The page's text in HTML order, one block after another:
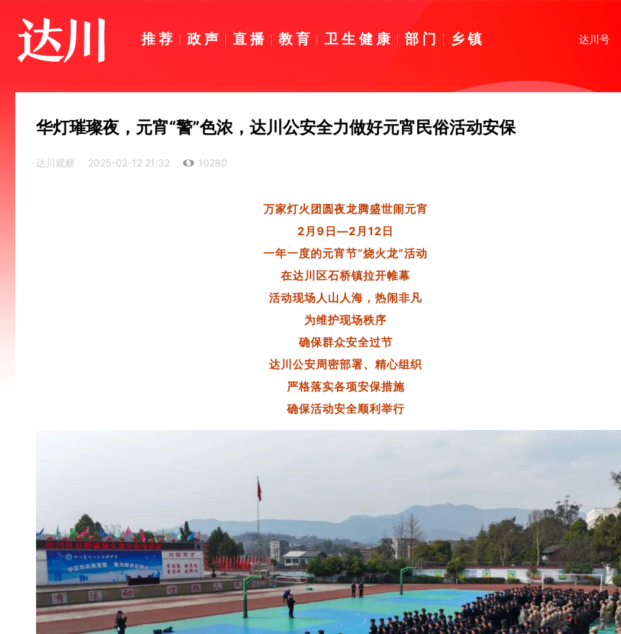
推荐 政声 直播 教育 卫生健康 部门 乡镇 达川号
华灯璀璨夜，元宵“警”色浓，达川公安全力做好元宵民俗活动安保
达川观察 2025-02-12 21:32 10280
万家灯火团圆夜龙腾盛世闹元宵
2月9日—2月12日
一年一度的元宵节“烧火龙”活动
在达川区石桥镇拉开帷幕
活动现场人山人海，热闹非凡
为维护现场秩序
确保群众安全过节
达川公安周密部署、精心组织
严格落实各项安保措施
确保活动安全顺利举行